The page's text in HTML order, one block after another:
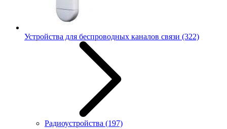
Устройства для беспроводных каналов связи (322)
Радиоустройства (197)